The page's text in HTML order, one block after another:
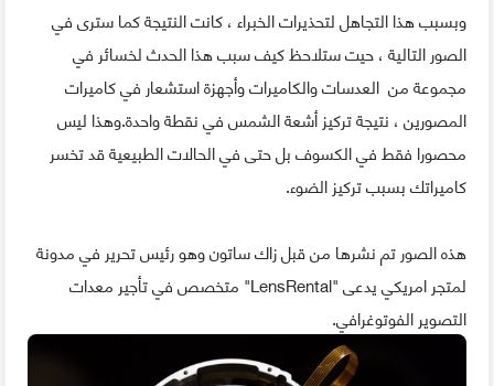
وبسبب هذا التجاهل لتحذيرات الخبراء ، كانت النتيجة كما سترى في
الصور التالية ، حيت ستلاحظ كيف سبب هذا الحدث لخسائر في
مجموعة من العدسات والكاميرات وأجهزة استشعار في كاميرات
المصورين ، نتيجة تركيز أشعة الشمس في نقطة واحدة.وهذا ليس
محصورا فقط في الكسوف بل حتى في الحالات الطبيعية قد تخسر
كاميراتك بسبب تركيز الضوء.
هذه الصور تم نشرها من قبل زاك ساتون وهو رئيس تحرير في مدونة
لمتجر امريكي يدعى "LensRental" متخصص في تأجير معدات
التصوير الفوتوغرافي.